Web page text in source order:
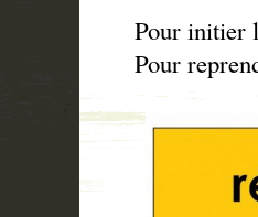
Pour initier
Pour